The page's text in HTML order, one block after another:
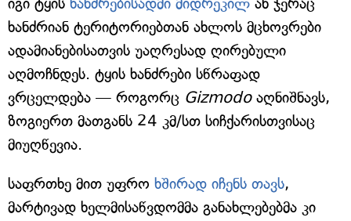
იგი ტყის ხანძრებისადმი მიდრეკილ ან ჯერაც
ხანძრიან ტერიტორიებთან ახლოს მცხოვრები
ადამიანებისათვის უაღრესად ღირებული
აღმოჩნდეს. ტყის ხანძრები სწრაფად
ვრცელდება — როგორც Gizmodoაღნიშნავს,
ზოგიერთ მათგანს 24 კმ/სთ სიჩქარისთვისაც
მიუღწევია.
საფრთხე მით უფრო ხშირად იჩენს თავს,
მარტივად ხელმისაწვდომმა განახლებებმა კი